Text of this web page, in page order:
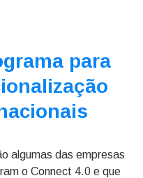
para
algumas das empresas
o Connect 4.0 e que